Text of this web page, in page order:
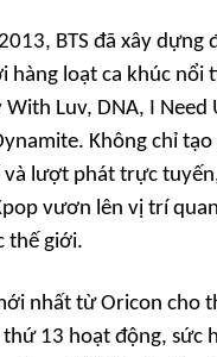
BTS đã xây dựng
hàng loạt ca khúc nổi
Luv, DNA, I Need
. Không chỉ
và lượt phát trực
vươn lên vị trí
thế giới.
nhất từ Oricon cho
13 hoạt động, sức